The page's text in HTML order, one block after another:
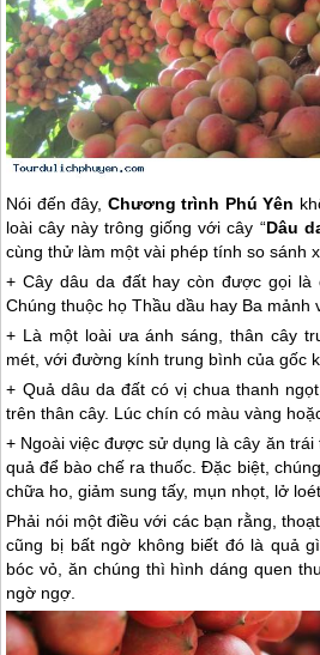
Nói đến đây, Chương trình Phú Yên
loài cây này trông giống với cây “Dâu
cùng thử làm một vài phép tính so sánh
+ Cây dâu da đất hay còn được gọi là
Chúng thuộc họ Thầu dầu hay Ba mảnh
+ Là một loài ưa ánh sáng, thân cây
mét, với đường kính trung bình của gốc
+ Quả dâu da đất có vị chua thanh
trên thân cây. Lúc chín có màu vàng
+ Ngoài việc được sử dụng là cây ăn
quả để bào chế ra thuốc. Đặc biệt,
chữa ho, giảm sung tấy, mụn nhọt, lở
Phải nói một điều với các bạn rằng,
cũng bị bất ngờ không biết đó là quả
bóc vỏ, ăn chúng thì hình dáng quen
ngờ ngợ.